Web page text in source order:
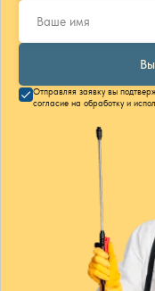
Отправляя заявку вы
согласие на обработку и